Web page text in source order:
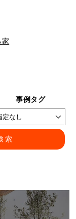
家
事例タグ
索